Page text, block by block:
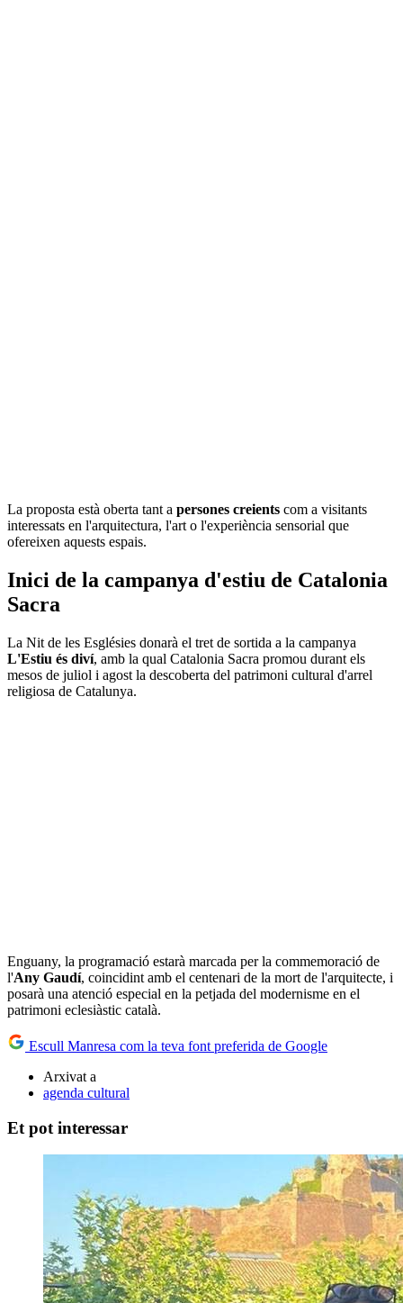
La proposta està oberta tant a persones creients com a visitants
interessats en l'arquitectura, l'art o l'experiència sensorial que
ofereixen aquests espais.
Inici de la campanya d'estiu de Catalonia
Sacra
La Nit de les Esglésies donarà el tret de sortida a la campanya
L'Estiu és diví, amb la qual Catalonia Sacra promou durant els
mesos de juliol i agost la descoberta del patrimoni cultural d'arrel
religiosa de Catalunya.
Enguany, la programació estarà marcada per la commemoració de
l'Any Gaudí, coincidint amb el centenari de la mort de l'arquitecte, i
posarà una atenció especial en la petjada del modernisme en el
patrimoni eclesiàstic català.
Escull Manresa com la teva font preferida de Google
Arxivat a
agenda cultural
Et pot interessar